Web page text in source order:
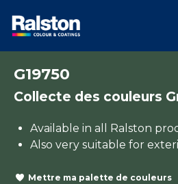
G19750
Collecte des couleurs
Available in all Ralston
Also very suitable for
Mettre ma palette de couleurs